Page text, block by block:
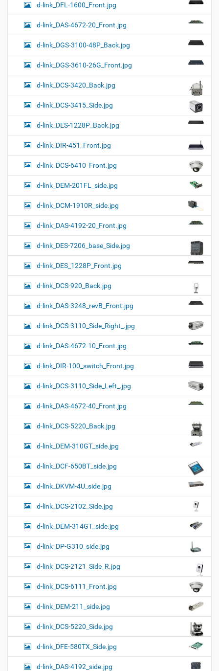
d-link_DFL-1600_Front.jpg
d-link_DAS-4672-20_Front.jpg
d-link_DGS-3100-48P_Back.jpg
d-link_DGS-3610-26G_Front.jpg
d-link_DCS-3420_Back.jpg
d-link_DCS-3415_Side.jpg
d-link_DES-1228P_Back.jpg
d-link_DIR-451_Front.jpg
d-link_DCS-6410_Front.jpg
d-link_DEM-201FL_side.jpg
d-link_DCM-1910R_side.jpg
d-link_DAS-4192-20_Front.jpg
d-link_DES-7206_base_Side.jpg
d-link_DES_1228P_Front.jpg
d-link_DCS-920_Back.jpg
d-link_DAS-3248_revB_Front.jpg
d-link_DCS-3110_Side_Right_.jpg
d-link_DAS-4672-10_Front.jpg
d-link_DIR-100_switch_Front.jpg
d-link_DCS-3110_Side_Left_.jpg
d-link_DAS-4672-40_Front.jpg
d-link_DCS-5220_Back.jpg
d-link_DEM-310GT_side.jpg
d-link_DCF-650BT_side.jpg
d-link_DKVM-4U_side.jpg
d-link_DCS-2102_Side.jpg
d-link_DEM-314GT_side.jpg
d-link_DP-G310_side.jpg
d-link_DCS-2121_Side_R.jpg
d-link_DCS-6111_Front.jpg
d-link_DEM-211_side.jpg
d-link_DCS-5220_Side.jpg
d-link_DFE-580TX_Side.jpg
d-link_DAS-4192_side.jpg